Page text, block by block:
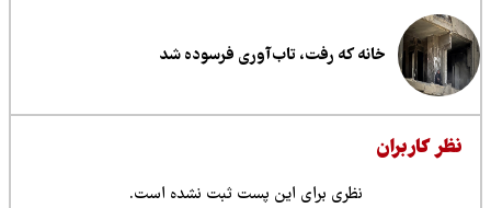
خانه که رفت، تاب‌آوری فرسوده شد
کاربران
نظری برای این پست ثبت نشده است.